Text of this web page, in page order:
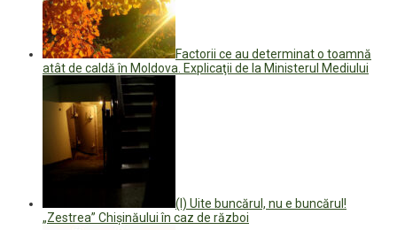
Factorii ce au determinat o toamnă
atât de caldă în Moldova. Explicaţii de la Ministerul Mediului
(I) Uite buncărul, nu e buncărul!
„Zestrea” Chișinăului în caz de război